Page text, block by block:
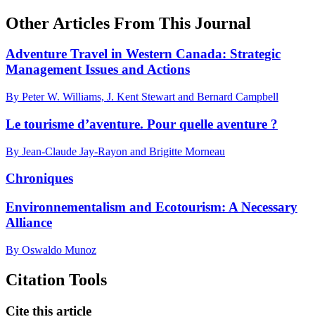
Other Articles From This Journal
Adventure Travel in Western Canada: Strategic
Management Issues and Actions
By Peter W. Williams, J. Kent Stewart and Bernard Campbell
Le tourisme d’aventure. Pour quelle aventure ?
By Jean-Claude Jay-Rayon and Brigitte Morneau
Chroniques
Environnementalism and Ecotourism: A Necessary
Alliance
By Oswaldo Munoz
Citation Tools
Cite this article